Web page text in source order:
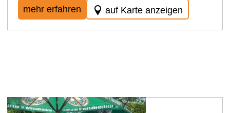
mehr erfahren auf Karte anzeigen